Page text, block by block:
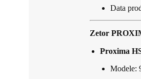
Data
Zetor
Proxima
Modele: